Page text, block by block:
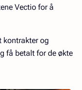
Vectio for å
kontrakter og
få betalt for de økte